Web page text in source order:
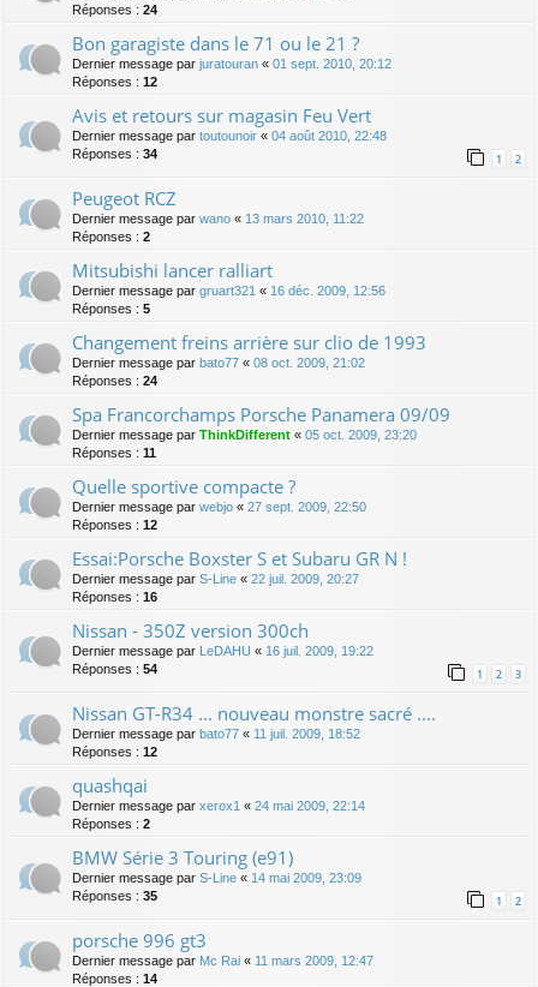
Réponses : 24
Bon garagiste dans le 71 ou le 21 ?
Dernier message par juratouran « 01 sept. 2010, 20:12
Réponses : 12
Avis et retours sur magasin Feu Vert
Dernier message par toutounoir « 04 août 2010, 22:48
Réponses : 34 1 2
Peugeot RCZ
Dernier message par wano « 13 mars 2010, 11:22
Réponses : 2
Mitsubishi lancer ralliart
Dernier message par gruart321 « 16 déc. 2009, 12:56
Réponses : 5
Changement freins arrière sur clio de 1993
Dernier message par bato77 « 08 oct. 2009, 21:02
Réponses : 24
Spa Francorchamps Porsche Panamera 09/09
Dernier message par ThinkDifferent « 05 oct. 2009, 23:20
Réponses : 11
Quelle sportive compacte ?
Dernier message par webjo « 27 sept. 2009, 22:50
Réponses : 12
Essai:Porsche Boxster S et Subaru GR N !
Dernier message par S-Line « 22 juil. 2009, 20:27
Réponses : 16
Nissan - 350Z version 300ch
Dernier message par LeDAHU « 16 juil. 2009, 19:22
Réponses : 54 1 2 3
Nissan GT-R34 ... nouveau monstre sacré ....
Dernier message par bato77 « 11 juil. 2009, 18:52
Réponses : 12
quashqai
Dernier message par xerox1 « 24 mai 2009, 22:14
Réponses : 2
BMW Série 3 Touring (e91)
Dernier message par S-Line « 14 mai 2009, 23:09
Réponses : 35 1 2
porsche 996 gt3
Dernier message par Mc Rai « 11 mars 2009, 12:47
Réponses : 14